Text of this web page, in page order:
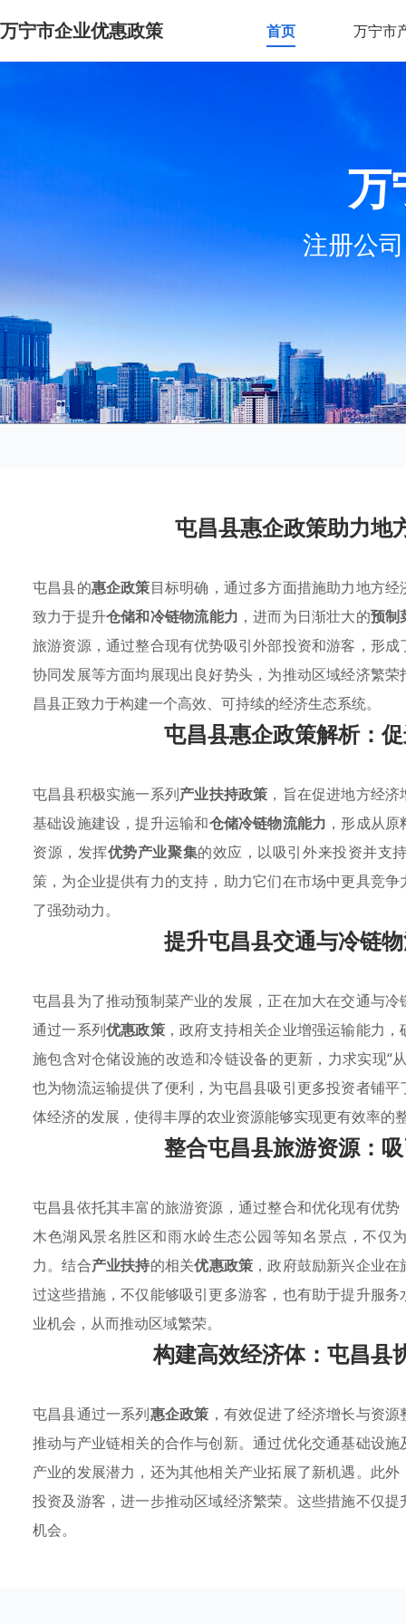
万宁市企业优惠政策 首页 万宁市
万
注册公
屯昌县惠企政策助力地
屯昌县的惠企政策目标明确，通过多方面措施助力地方
致力于提升仓储和冷链物流能力 ，进而为日渐壮大的预制
旅游资源，通过整合现有优势吸引外部投资和游客，形
协同发展等方面均展现出良好势头，为推动区域经济繁
昌县正致力于构建一个高效、可持续的经济生态系统。
屯昌县惠企政策解析：
屯昌县积极实施一系列产业扶持政策 ，旨在促进地方经
基础设施建设，提升运输和仓储冷链物流能力 ，形成从
资源，发挥优势产业聚集的效应，以吸引外来投资并支
策，为企业提供有力的支持，助力它们在市场中更具竞
了强劲动力。
提升屯昌县交通与冷链
屯昌县为了推动预制菜产业的发展，正在加大在交通与
通过一系列优惠政策，政府支持相关企业增强运输能力
施包含对仓储设施的改造和冷链设备的更新，力求实现“
也为物流运输提供了便利，为屯昌县吸引更多投资者铺
体经济的发展，使得丰厚的农业资源能够实现更有效率的
整合屯昌县旅游资源：
屯昌县依托其丰富的旅游资源，通过整合和优化现有优
木色湖风景名胜区和雨水岭生态公园等知名景点，不仅
力。结合产业扶持的相关优惠政策 ，政府鼓励新兴企业
过这些措施，不仅能够吸引更多游客，也有助于提升服
业机会，从而推动区域繁荣。
构建高效经济体：屯昌县
屯昌县通过一系列惠企政策 ，有效促进了经济增长与资
推动与产业链相关的合作与创新。通过优化交通基础设施
产业的发展潜力，还为其他相关产业拓展了新机遇。此
投资及游客，进一步推动区域经济繁荣。这些措施不仅
机会。